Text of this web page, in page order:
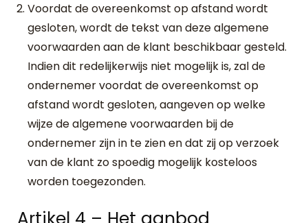
Voordat de overeenkomst op afstand wordt
gesloten, wordt de tekst van deze algemene
voorwaarden aan de klant beschikbaar gesteld.
Indien dit redelijkerwijs niet mogelijk is, zal de
ondernemer voordat de overeenkomst op
afstand wordt gesloten, aangeven op welke
wijze de algemene voorwaarden bij de
ondernemer zijn in te zien en dat zij op verzoek
van de klant zo spoedig mogelijk kosteloos
worden toegezonden.